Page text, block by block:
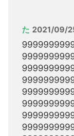
た 2021/09/